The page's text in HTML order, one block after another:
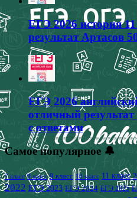
ЕГЭ 2026 история
результат Артасов
ЕГЭ 2026
отличный
с ответами
Самое популярное 🔔
7 класс 8 класс 9 класс 10 класс 11 класс
2022 ЕГЭ 2023 ЕГЭ 2024 ЕГЭ 2025